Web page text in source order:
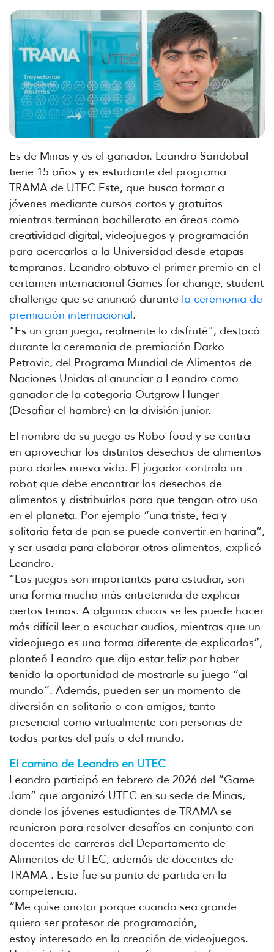
Es de Minas y es el ganador. Leandro Sandobal
tiene 15 años y es estudiante del programa
TRAMA de UTEC Este, que busca formar a
jóvenes mediante cursos cortos y gratuitos
mientras terminan bachillerato en áreas como
creatividad digital, videojuegos y programación
para acercarlos a la Universidad desde etapas
tempranas. Leandro obtuvo el primer premio en el
certamen internacional Games for change, student
challenge que se anunció durante la ceremonia de
premiación internacional.
"Es un gran juego, realmente lo disfruté", destacó
durante la ceremonia de premiación Darko
Petrovic, del Programa Mundial de Alimentos de
Naciones Unidas al anunciar a Leandro como
ganador de la categoría Outgrow Hunger
(Desafiar el hambre) en la división junior.
El nombre de su juego es Robo-food y se centra
en aprovechar los distintos desechos de alimentos
para darles nueva vida. El jugador controla un
robot que debe encontrar los desechos de
alimentos y distribuirlos para que tengan otro uso
en el planeta. Por ejemplo “una triste, fea y
solitaria feta de pan se puede convertir en harina”,
y ser usada para elaborar otros alimentos, explicó
Leandro.
“Los juegos son importantes para estudiar, son
una forma mucho más entretenida de explicar
ciertos temas. A algunos chicos se les puede hacer
más difícil leer o escuchar audios, mientras que un
videojuego es una forma diferente de explicarlos”,
planteó Leandro que dijo estar feliz por haber
tenido la oportunidad de mostrarle su juego “al
mundo”. Además, pueden ser un momento de
diversión en solitario o con amigos, tanto
presencial como virtualmente con personas de
todas partes del país o del mundo.
El camino de Leandro en UTEC
Leandro participó en febrero de 2026 del “Game
Jam” que organizó UTEC en su sede de Minas,
donde los jóvenes estudiantes de TRAMA se
reunieron para resolver desafíos en conjunto con
docentes de carreras del Departamento de
Alimentos de UTEC, además de docentes de
TRAMA . Este fue su punto de partida en la
competencia.
“Me quise anotar porque cuando sea grande
quiero ser profesor de programación,
estoy interesado en la creación de videojuegos.